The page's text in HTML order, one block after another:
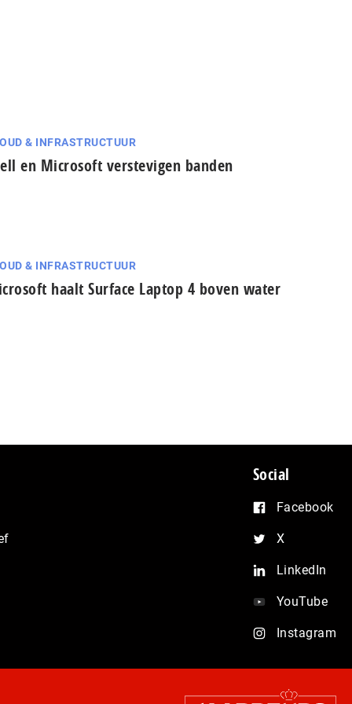
& INFRASTRUCTUUR
en Microsoft verstevigen banden
& INFRASTRUCTUUR
haalt Surface Laptop 4 boven water
Social
Facebook
X
LinkedIn
YouTube
Instagram